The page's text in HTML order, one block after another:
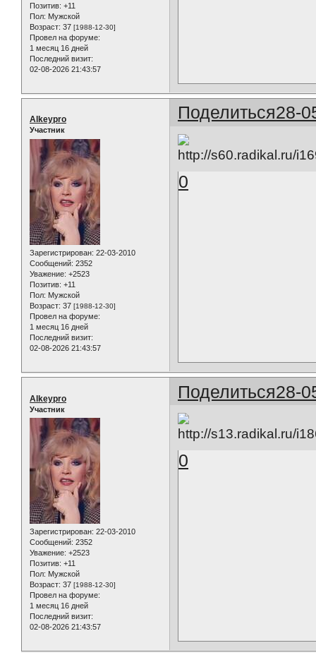
Позитив: +11
Пол: Мужской
Возраст: 37 [1988-12-30]
Провел на форуме:
1 месяц 16 дней
Последний визит:
02-08-2026 21:43:57
Поделиться28-
Alkeypro
Участник
Зарегистрирован: 22-03-2010
Сообщений: 2352
Уважение: +2523
Позитив: +11
Пол: Мужской
Возраст: 37 [1988-12-30]
Провел на форуме:
1 месяц 16 дней
Последний визит:
02-08-2026 21:43:57
0
Поделиться28-
Alkeypro
Участник
Зарегистрирован: 22-03-2010
Сообщений: 2352
Уважение: +2523
Позитив: +11
Пол: Мужской
Возраст: 37 [1988-12-30]
Провел на форуме:
1 месяц 16 дней
Последний визит:
02-08-2026 21:43:57
0